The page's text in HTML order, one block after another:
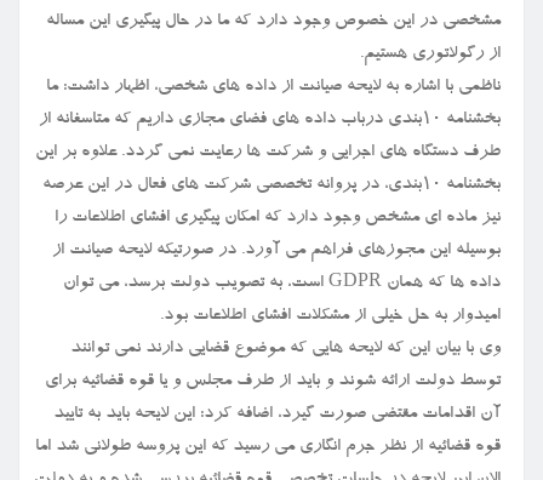
مشخصی در این خصوص وجود دارد که ما در حال پیگیری این مساله
از رگولاتوری هستیم.
ناظمی با اشاره به لایحه صیانت از داده های شخصی، اظهار داشت: ما
بخشنامه ۱۰بندی درباب داده های فضای مجازی داریم که متاسفانه از
طرف دستگاه های اجرایی و شرکت ها رعایت نمی گردد. علاوه بر این
بخشنامه ۱۰بندی، در پروانه تخصصی شرکت های فعال در این عرصه
نیز ماده ای مشخص وجود دارد که امکان پیگیری افشای اطلاعات را
بوسیله این مجوزهای فراهم می آورد. در صورتیکه لایحه صیانت از
داده ها که همان GDPR است، به تصویب دولت برسد، می توان
امیدوار به حل خیلی از مشکلات افشای اطلاعات بود.
وی با بیان این که لایحه هایی که موضوع قضایی دارند نمی توانند
توسط دولت ارائه شوند و باید از طرف مجلس و یا قوه قضائیه برای
آن اقدامات مقتضی صورت گیرد، اضافه کرد: این لایحه باید به تایید
قوه قضائیه از نظر جرم انگاری می رسید که این پروسه طولانی شد اما